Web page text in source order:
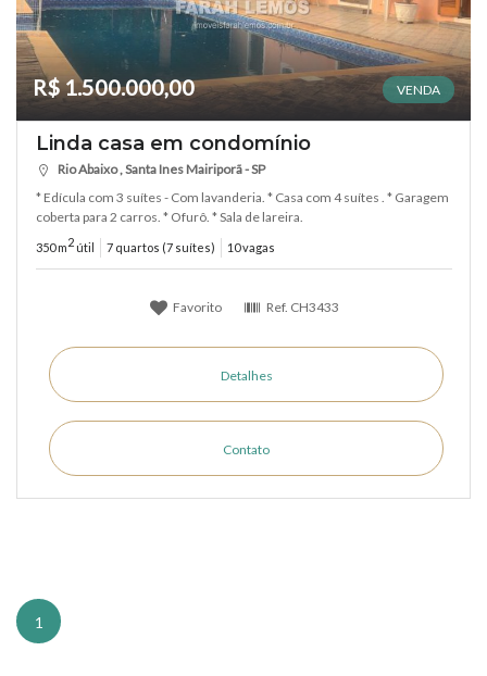
R$ 1.500.000,00 VENDA
Linda casa em condomínio
Rio Abaixo , Santa Ines Mairiporã - SP
* Edícula com 3 suítes - Com lavanderia. * Casa com 4 suítes . * Garagem
coberta para 2 carros. * Ofurô. * Sala de lareira.
350 m2 útil 7 quartos (7 suítes) 10 vagas
Favorito Ref. CH3433
Detalhes
Contato
1